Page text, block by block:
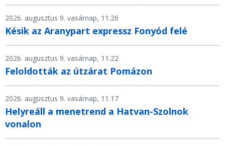
2026. augusztus 9. vasárnap, 11.26
Késik az Aranypart expressz Fonyód felé
2026. augusztus 9. vasárnap, 11.22
Feloldották az útzárat Pomázon
2026. augusztus 9. vasárnap, 11.17
Helyreáll a menetrend a Hatvan-Szolnok
vonalon